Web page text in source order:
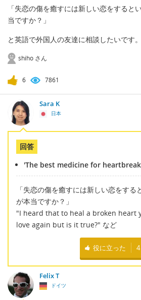
「失恋の傷を癒すには新しい恋をすると
当ですか？」
と英語で外国人の友達に相談したいです。
shiho さん
6 7861
Sara K
日本
回答
'The best medicine for
「失恋の傷を癒すには新しい恋をする
が本当ですか？」
"I heard that to heal a broken heart
love again but is it true?" など
役に立った 4
Felix T
ドイツ